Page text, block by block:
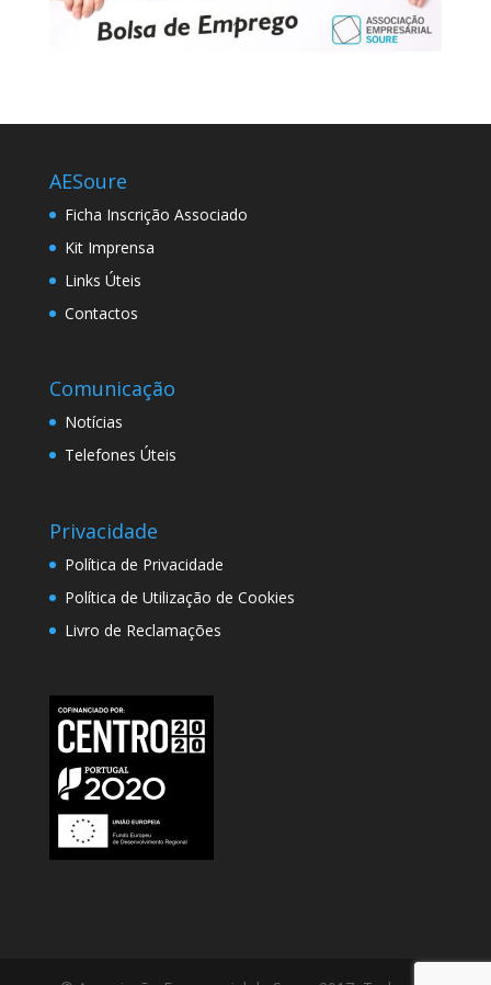
AESoure
Ficha Inscrição Associado
Kit Imprensa
Links Úteis
Contactos
Comunicação
Notícias
Telefones Úteis
Privacidade
Política de Privacidade
Política de Utilização de Cookies
Livro de Reclamações